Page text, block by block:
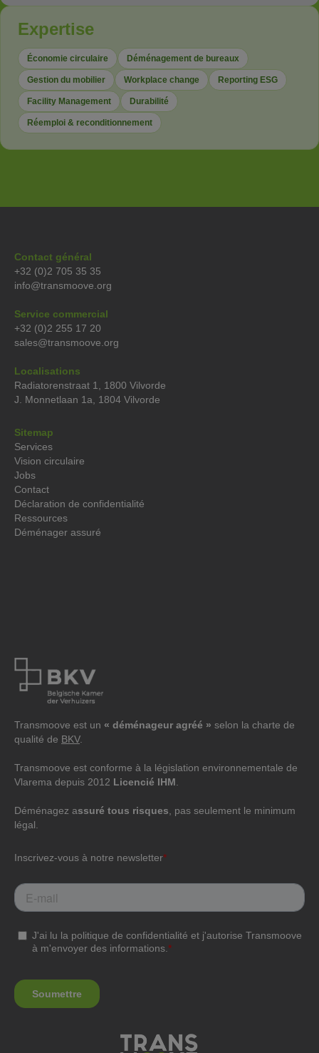
Expertise
Économie circulaire Déménagement de bureaux
Gestion du mobilier Workplace change Reporting ESG
Facility Management Durabilité
Réemploi & reconditionnement
Contact général
+32 (0)2 705 35 35
info@transmoove.org
Service commercial
+32 (0)2 255 17 20
sales@transmoove.org
Localisations
Radiatorenstraat 1, 1800 Vilvorde
J. Monnetlaan 1a, 1804 Vilvorde
Sitemap
Services
Vision circulaire
Jobs
Contact
Déclaration de confidentialité
Ressources
Déménager assuré
Transmoove est un « déménageur agréé » selon la charte de
qualité de BKV.
Transmoove est conforme à la législation environnementale de
Vlarema depuis 2012 Licencié IHM.
Déménagez assuré tous risques, pas seulement le minimum
légal.